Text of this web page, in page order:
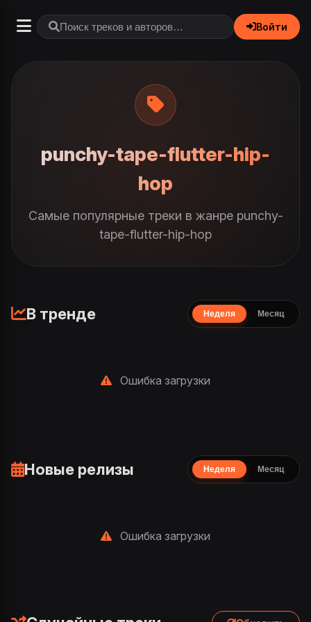
Войти
punchy-tape-flutter-hip-
hop
Самые популярные треки в жанре punchy-
tape-flutter-hip-hop
В тренде Неделя Месяц
Ошибка загрузки
Новые релизы Неделя Месяц
Ошибка загрузки